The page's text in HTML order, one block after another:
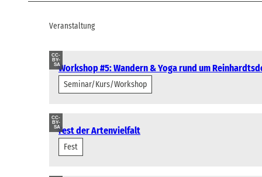
Veranstaltung
CC-
BY-
SAWorkshop #5: Wandern & Yoga rund um
Seminar/Kurs/Workshop
CC-
BY-
SAFest der Artenvielfalt
Fest